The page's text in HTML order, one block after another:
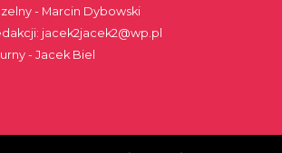
- Marcin Dybowski
jacek2jacek2@wp.pl
- Jacek Biel